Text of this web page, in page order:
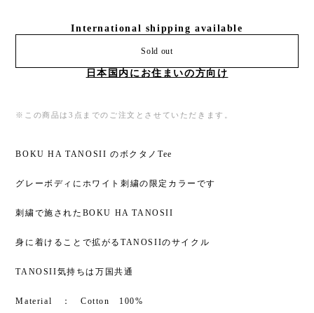
International shipping available
Sold out
日本国内にお住まいの方向け
※この商品は3点までのご注文とさせていただきます。
BOKU HA TANOSII のボクタノTee
グレーボディにホワイト刺繍の限定カラーです
刺繍で施されたBOKU HA TANOSII
身に着けることで拡がるTANOSIIのサイクル
TANOSII気持ちは万国共通
Material ： Cotton 100%